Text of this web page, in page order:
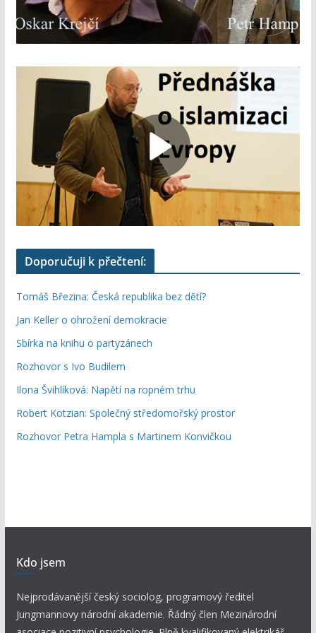
Doporučuji k přečtení:
Tomáš Březina: Česká republika bez dětí?
Jan Keller o ohrožení demokracie
Sbírka na knihu o partyzánech
Rozhovor s Ivo Budilem
Ilona Švihlíková: Napětí na ropném trhu
Robert Kotzian: Společný středomořský prostor
Rozhovor Petra Hampla s Martinem Konvičkou
Kdo jsem
Nejprodávanější český sociolog, programový ředitel
Jungmannovy národní akademie. Řádný člen Mezinárodní